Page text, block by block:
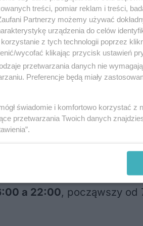
zł, a co tydzień 25 000
otrzymać aż 800 zł na
dowolnych
lub aplikacji
, którzy dostaną po
a 22:00, począwszy od
treści, pomiar reklam i treści,
Partnerzy możemy używać
urządzenia do celów
z tych technologii poprzez
wycofać klikając przycisk ustawień
przetwarzania danych nie
Preferencje będą miały
świadomie i komfortowo korzystać z
przetwarzania Twoich danych